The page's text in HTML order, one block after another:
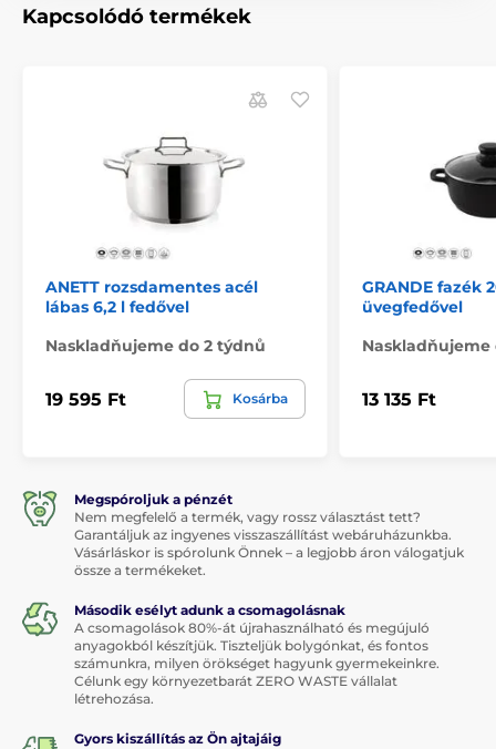
Kapcsolódó termékek
ANETT rozsdamentes acél
lábas 6,2 l fedővel
Naskladňujeme do 2 týdnů
19 595 Ft Kosárba
GRANDE fazék
üvegfedővel
Naskladňujeme
13 135 Ft
Megspóroljuk a pénzét
Nem megfelelő a termék, vagy rossz választást tett?
Garantáljuk az ingyenes visszaszállítást webáruházunkba.
Vásárláskor is spórolunk Önnek – a legjobb áron válogatjuk
össze a termékeket.
Második esélyt adunk a csomagolásnak
A csomagolások 80%-át újrahasználható és megújuló
anyagokból készítjük. Tiszteljük bolygónkat, és fontos
számunkra, milyen örökséget hagyunk gyermekeinkre.
Célunk egy környezetbarát ZERO WASTE vállalat
létrehozása.
Gyors kiszállítás az Ön ajtajáig